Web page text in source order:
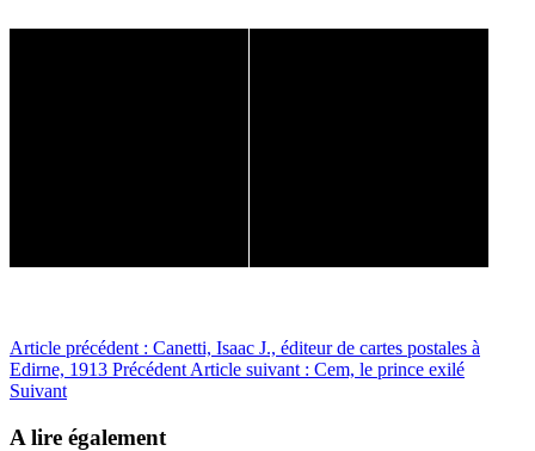
Article précédent : Canetti, Isaac J., éditeur de cartes postales à
Edirne, 1913 Précédent Article suivant : Cem, le prince exilé
Suivant
A lire également